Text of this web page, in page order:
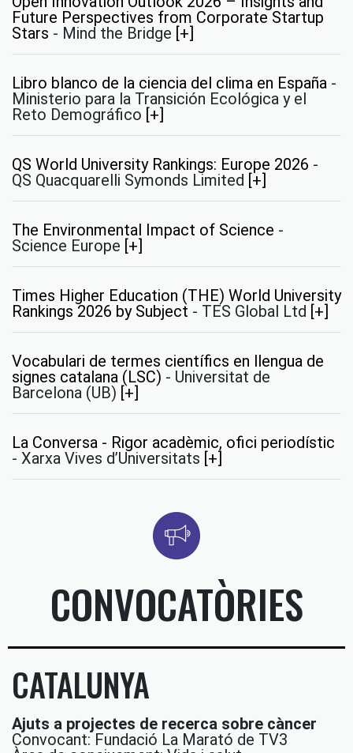
Future Perspectives from Corporate Startup
Stars - Mind the Bridge [+]
Libro blanco de la ciencia del clima en España -
Ministerio para la Transición Ecológica y el
Reto Demográfico [+]
QS World University Rankings: Europe 2026 -
QS Quacquarelli Symonds Limited [+]
The Environmental Impact of Science -
Science Europe [+]
Times Higher Education (THE) World University
Rankings 2026 by Subject - TES Global Ltd [+]
Vocabulari de termes científics en llengua de
signes catalana (LSC) - Universitat de
Barcelona (UB) [+]
La Conversa - Rigor acadèmic, ofici periodístic
- Xarxa Vives d’Universitats [+]
CONVOCATÒRIES
CATALUNYA
Ajuts a projectes de recerca sobre càncer
Convocant: Fundació La Marató de TV3